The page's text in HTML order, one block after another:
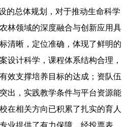
的总体规划，对于推动生命科学
林领域的深度融合与创新应用具
清晰，定位准确，体现了鲜明的
设计科学，课程体系结构合理，
效支撑培养目标的达成；资队伍
出，实践教学条件与平台资源能
在相关方向已积累了扎实的育人
业提供了有力保障。经投票表